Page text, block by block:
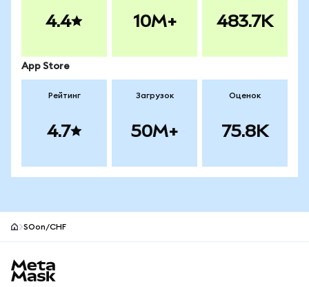
4.4 10M+ 483.7K
App Store
Рейтинг
4.7
Загрузок
50M+
Оценок
75.8K
SOon/CHF